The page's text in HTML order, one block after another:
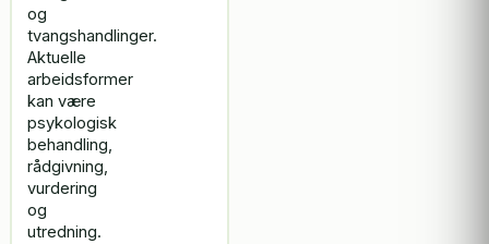
og
tvangshandlinger.
Aktuelle
arbeidsformer
kan være
psykologisk
behandling,
rådgivning,
vurdering
og
utredning.